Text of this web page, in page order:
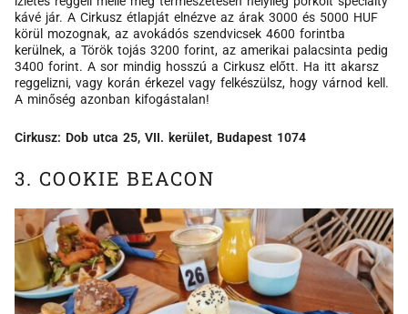
kávé jár. A Cirkusz étlapját elnézve az árak 3000 és 5000 HUF
körül mozognak, az avokádós szendvicsek 4600 forintba
kerülnek, a Török tojás 3200 forint, az amerikai palacsinta pedig
3400 forint. A sor mindig hosszú a Cirkusz előtt. Ha itt akarsz
reggelizni, vagy korán érkezel vagy felkészülsz, hogy várnod kell.
A minőség azonban kifogástalan!
Cirkusz: Dob utca 25, VII. kerület, Budapest 1074
3. COOKIE BEACON